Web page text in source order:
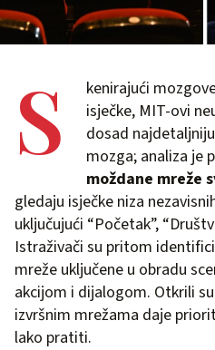
S
kenirajući
isječke, MIT-ovi
dosad
mozga; analiza je
moždane mreže
gledaju isječke niza
uključujući “Početak”,
Istraživači su pritom
mreže uključene u obradu
akcijom i dijalogom. Otkrili
izvršnim mrežama daje
lako pratiti.